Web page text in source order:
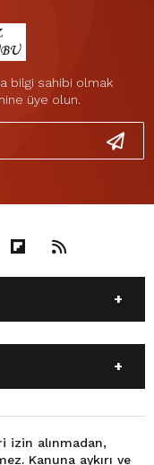
bilgi sahibi olmak
üye olun.
izin alınmadan,
Kanuna aykırı ve